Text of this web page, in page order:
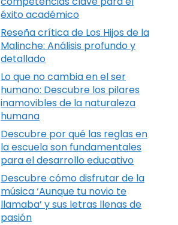
éxito académico
Reseña crítica de Los Hijos de la
Malinche: Análisis profundo y
detallado
Lo que no cambia en el ser
humano: Descubre los pilares
inamovibles de la naturaleza
humana
Descubre por qué las reglas en
la escuela son fundamentales
para el desarrollo educativo
Descubre cómo disfrutar de la
música ‘Aunque tu novio te
llamaba’ y sus letras llenas de
pasión